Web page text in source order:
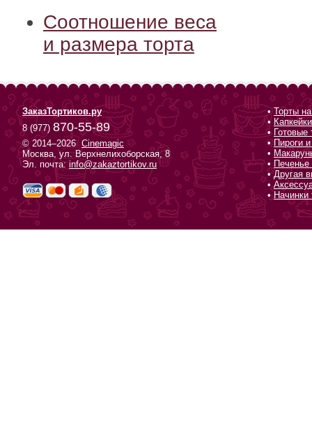
Соотношение веса
и размера торта
ЗаказТортиков.ру
8 (977) 870-55-89
© 2014–2026Cinemagic
Москва, ул. Верхнелихоборская, 8
Эл. почта:info@zakaztortikov.ru
•Торты на
•
• Готовые
•Пироги
•
• Печенье
•Другая
•
•Начинки